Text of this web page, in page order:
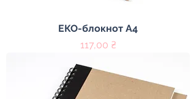
ЕКО-блокнот А4
Цена
117,00 ₴